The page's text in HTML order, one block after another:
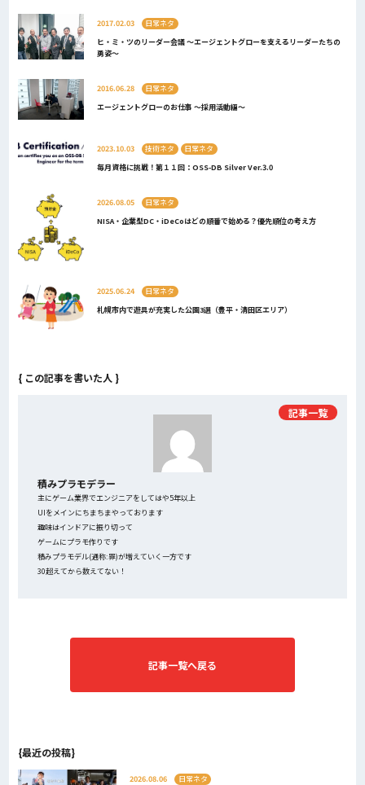
2017.02.03
日常ネタ
ヒ・ミ・ツのリーダー会議 〜エージェントグローを支えるリーダーたちの
勇姿〜
2016.06.28
日常ネタ
エージェントグローのお仕事 〜採用活動編〜
2023.10.03 技術ネタ
日常ネタ
毎月資格に挑戦！第１１回：OSS-DB Silver Ver.3.0
2026.08.05
日常ネタ
NISA・企業型DC・iDeCoはどの順番で始める？優先順位の考え方
2025.06.24
日常ネタ
札幌市内で遊具が充実した公園3選（豊平・清田区エリア）
{ この記事を書いた人 }
積みプラモデラー
主にゲーム業界でエンジニアをしてはや5年以上
UIをメインにちまちまやっております
趣味はインドアに振り切って
ゲームにプラモ作りです
積みプラモデル(通称:罪)が増えていく一方です
30超えてから数えてない！
記事一覧
記事一覧へ戻る
{最近の投稿}
2026.08.06
日常ネタ